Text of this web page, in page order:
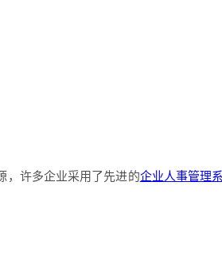
，许多企业采用了先进的企业人事管理